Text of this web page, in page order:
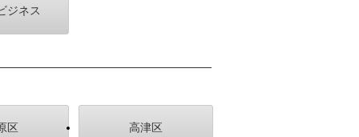
ジネス
区 高津区